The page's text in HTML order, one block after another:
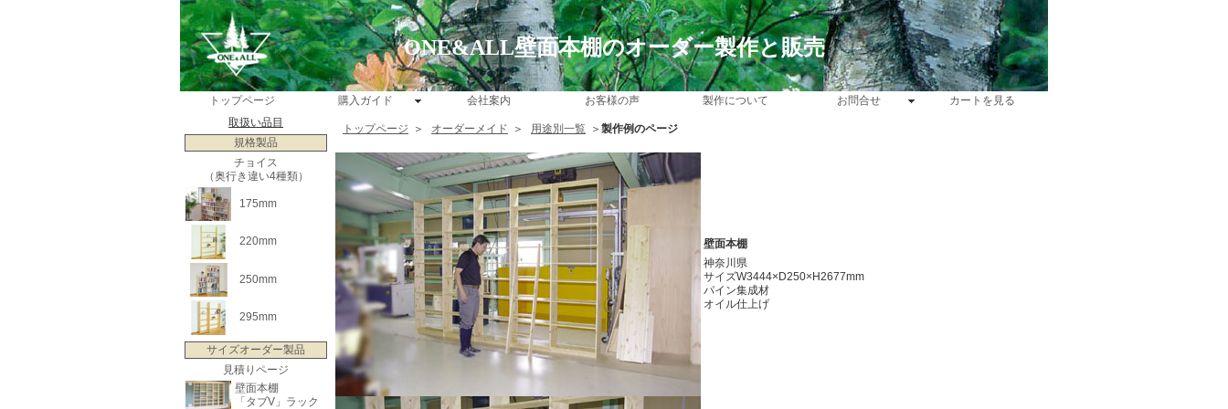
ONE&ALL壁面本棚のオーダー製作と販売
トップページ 購入ガイド 会社案内 お客様の声 製作について お問合せ
カートを見る
取扱い品目
規格製品
チョイス
（奥行き違い4種類）
175mm
220mm
250mm
295mm
サイズオーダー製品
見積りページ
壁面本棚
「タブV」ラック
トップページ ＞ オーダーメイド ＞ 用途別一覧 ＞ 製作例のページ
壁面本棚
神奈川県
サイズW3444×D250×H2677mm
パイン集成材
オイル仕上げ